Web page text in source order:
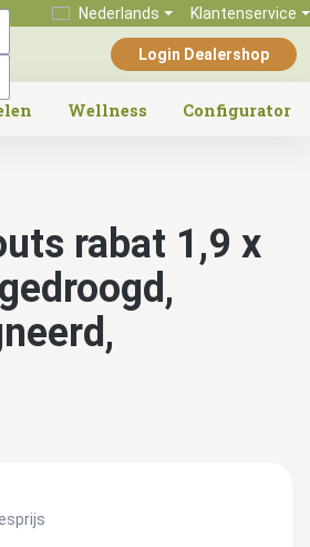
Nederlands Klantenservice
Login Dealershop
Wellness Configurator
rabat 1,9 x